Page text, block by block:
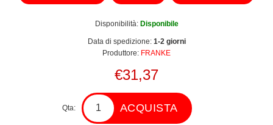
Disponibilità: Disponibile
Data di spedizione: 1-2 giorni
Produttore: FRANKE
€31,37
Qta: ACQUISTA